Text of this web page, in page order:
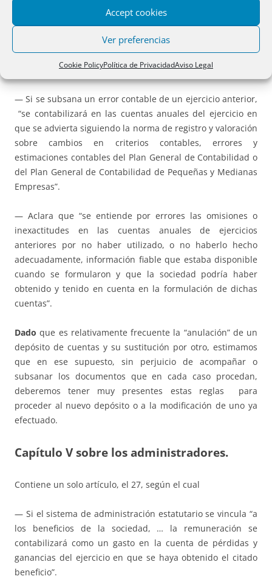
Accept cookies
Ver preferencias
Cookie PolicyPolítica de PrivacidadAviso Legal
deberá incluir toda la información significativa sobre los
hechos que han motivado la revisión de las cuentas
inicialmente formuladas, sin perjuicio de los cambios que
se deban introducir en los restantes documentos que
integran las cuentas anuales…”
— Si se subsana un error contable de un ejercicio anterior,
“se contabilizará en las cuentas anuales del ejercicio en
que se advierta siguiendo la norma de registro y valoración
sobre cambios en criterios contables, errores y
estimaciones contables del Plan General de Contabilidad o
del Plan General de Contabilidad de Pequeñas y Medianas
Empresas”.
— Aclara que “se entiende por errores las omisiones o
inexactitudes en las cuentas anuales de ejercicios
anteriores por no haber utilizado, o no haberlo hecho
adecuadamente, información fiable que estaba disponible
cuando se formularon y que la sociedad podría haber
obtenido y tenido en cuenta en la formulación de dichas
cuentas”.
Dado que es relativamente frecuente la “anulación” de un
depósito de cuentas y su sustitución por otro, estimamos
que en ese supuesto, sin perjuicio de acompañar o
subsanar los documentos que en cada caso procedan,
deberemos tener muy presentes estas reglas para
proceder al nuevo depósito o a la modificación de uno ya
efectuado.
Capítulo V sobre los administradores.
Contiene un solo artículo, el 27, según el cual
— Si el sistema de administración estatutario se vincula “a
los beneficios de la sociedad, … la remuneración se
contabilizará como un gasto en la cuenta de pérdidas y
ganancias del ejercicio en que se haya obtenido el citado
beneficio”.